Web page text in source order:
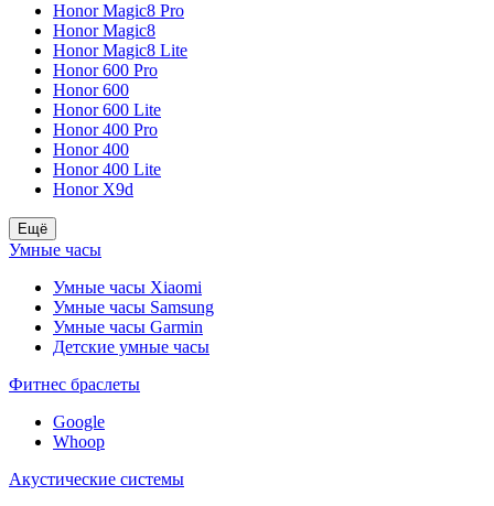
Honor Magic8 Pro
Honor Magic8
Honor Magic8 Lite
Honor 600 Pro
Honor 600
Honor 600 Lite
Honor 400 Pro
Honor 400
Honor 400 Lite
Honor X9d
Ещё
Умные часы
Умные часы Xiaomi
Умные часы Samsung
Умные часы Garmin
Детские умные часы
Фитнес браслеты
Google
Whoop
Акустические системы